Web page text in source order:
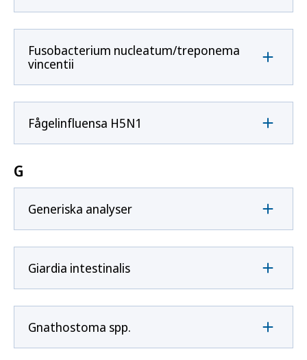
Fusobacterium nucleatum/treponema
vincentii
Fågelinfluensa H5N1
G
Generiska analyser
Giardia intestinalis
Gnathostoma spp.